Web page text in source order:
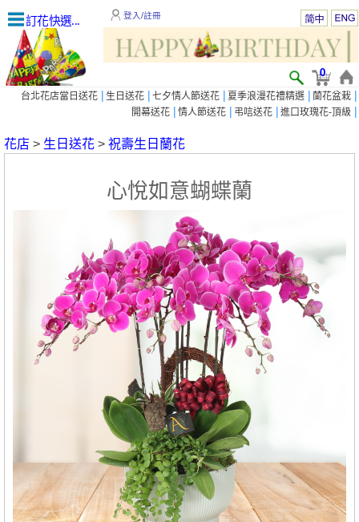
訂花快選... 登入/註冊
0
台北花店當日送花 | 生日送花 | 七夕情人節送花 | 夏季浪漫花禮精選 | 蘭花盆栽 |
開幕送花 | 情人節送花 | 弔唁送花 | 進口玫瑰花-頂級 |
花店 > 生日送花 >祝壽生日蘭花
心悅如意蝴蝶蘭